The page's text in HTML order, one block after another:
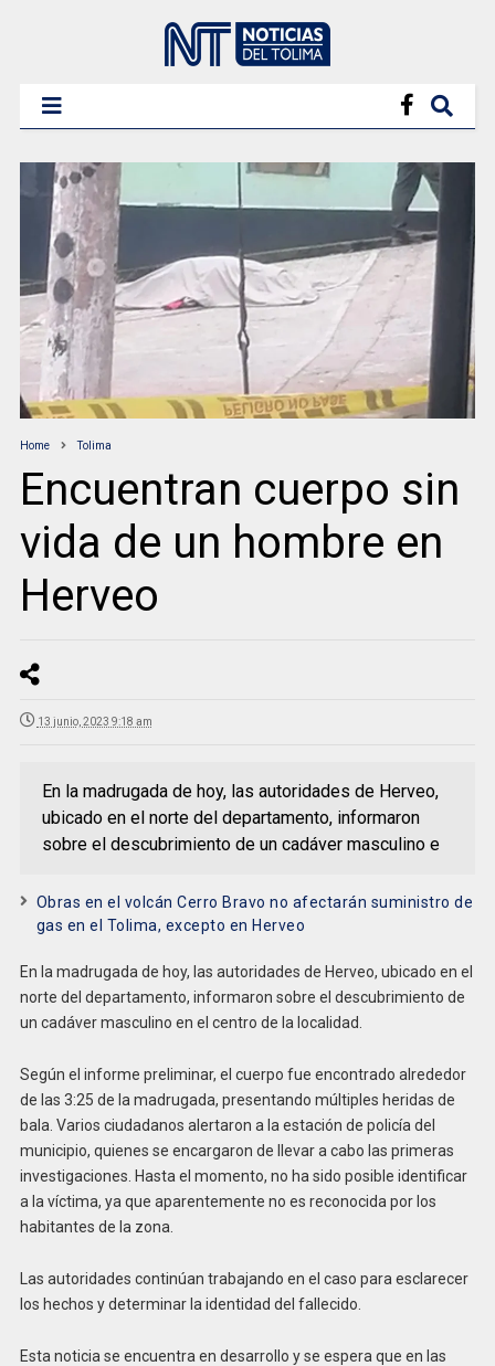
Home Tolima
Encuentran cuerpo sin
vida de un hombre en
Herveo
13 junio, 2023 9:18 am
En la madrugada de hoy, las autoridades de Herveo,
ubicado en el norte del departamento, informaron
sobre el descubrimiento de un cadáver masculino e
Obras en el volcán Cerro Bravo no afectarán suministro de
gas en el Tolima, excepto en Herveo
En la madrugada de hoy, las autoridades de Herveo, ubicado en el
norte del departamento, informaron sobre el descubrimiento de
un cadáver masculino en el centro de la localidad.
Según el informe preliminar, el cuerpo fue encontrado alrededor
de las 3:25 de la madrugada, presentando múltiples heridas de
bala. Varios ciudadanos alertaron a la estación de policía del
municipio, quienes se encargaron de llevar a cabo las primeras
investigaciones. Hasta el momento, no ha sido posible identificar
a la víctima, ya que aparentemente no es reconocida por los
habitantes de la zona.
Las autoridades continúan trabajando en el caso para esclarecer
los hechos y determinar la identidad del fallecido.
Esta noticia se encuentra en desarrollo y se espera que en las